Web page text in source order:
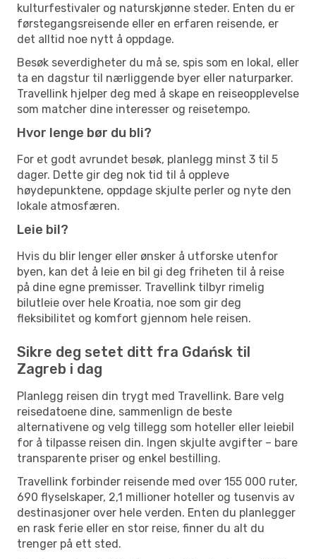
kulturfestivaler og naturskjønne steder. Enten du er
førstegangsreisende eller en erfaren reisende, er
det alltid noe nytt å oppdage.
Besøk severdigheter du må se, spis som en lokal, eller
ta en dagstur til nærliggende byer eller naturparker.
Travellink hjelper deg med å skape en reiseopplevelse
som matcher dine interesser og reisetempo.
Hvor lenge bør du bli?
For et godt avrundet besøk, planlegg minst 3 til 5
dager. Dette gir deg nok tid til å oppleve
høydepunktene, oppdage skjulte perler og nyte den
lokale atmosfæren.
Leie bil?
Hvis du blir lenger eller ønsker å utforske utenfor
byen, kan det å leie en bil gi deg friheten til å reise
på dine egne premisser. Travellink tilbyr rimelig
bilutleie over hele Kroatia, noe som gir deg
fleksibilitet og komfort gjennom hele reisen.
Sikre deg setet ditt fra Gdańsk til
Zagreb i dag
Planlegg reisen din trygt med Travellink. Bare velg
reisedatoene dine, sammenlign de beste
alternativene og velg tillegg som hoteller eller leiebil
for å tilpasse reisen din. Ingen skjulte avgifter – bare
transparente priser og enkel bestilling.
Travellink forbinder reisende med over 155 000 ruter,
690 flyselskaper, 2,1 millioner hoteller og tusenvis av
destinasjoner over hele verden. Enten du planlegger
en rask ferie eller en stor reise, finner du alt du
trenger på ett sted.